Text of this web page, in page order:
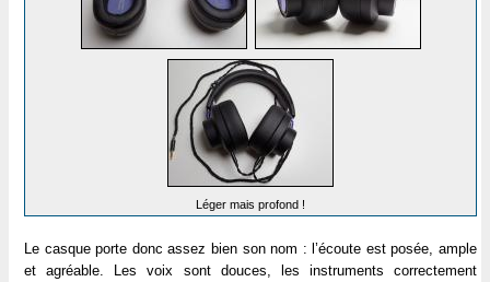
Léger mais profond !
Le casque porte donc assez bien son nom : l’écoute est posée, ample
et agréable. Les voix sont douces, les instruments correctement